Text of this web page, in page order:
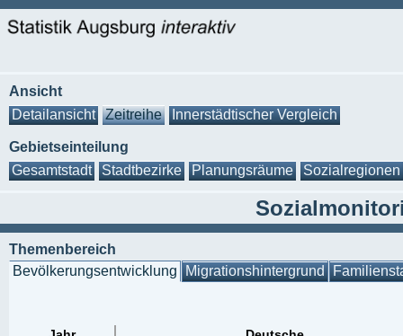
Ansicht
Detailansicht
Zeitreihe Innerstädtischer Vergleich
Gebietseinteilung
Gesamtstadt
Stadtbezirke Planungsräume Sozialregionen
Themenbereich
Bevölkerungsentwicklung Migrationshintergrund